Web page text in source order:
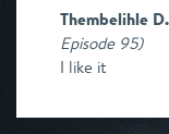
Thembelihle D.
Episode 95)
I like it